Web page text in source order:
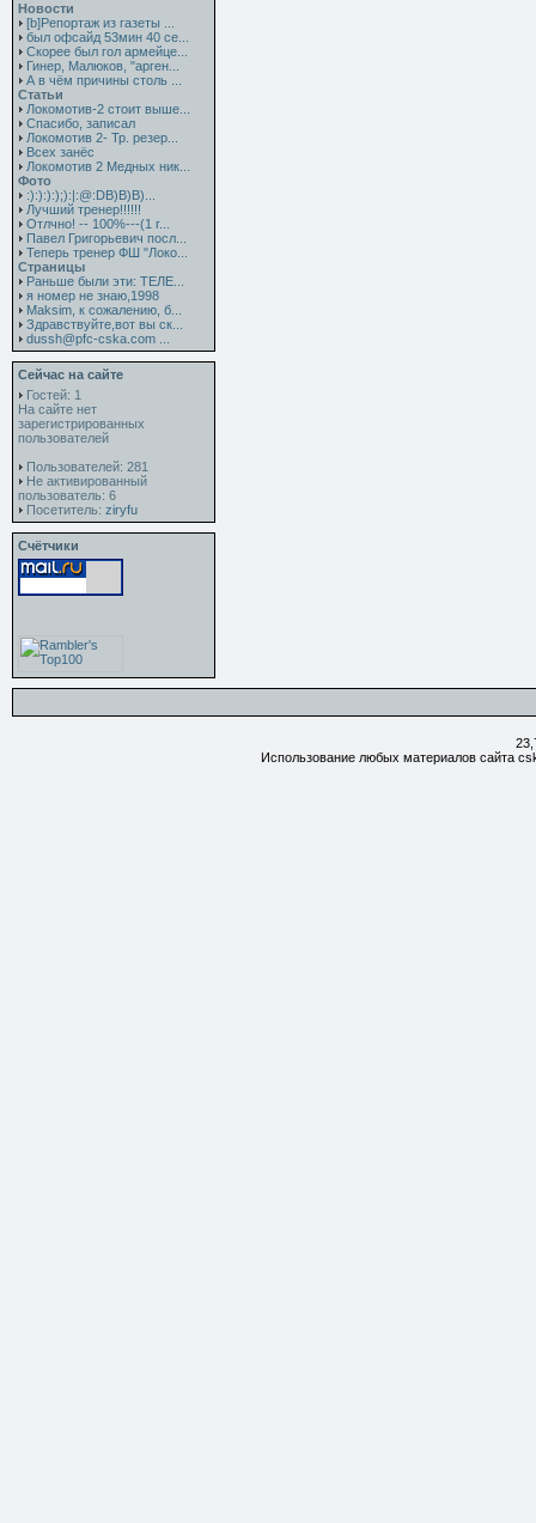
Новости
[b]Репортаж из газеты ...
был офсайд 53мин 40 се...
Скорее был гол армейце...
Гинер, Малюков, "арген...
А в чём причины столь ...
Статьи
Локомотив-2 стоит выше...
Спасибо, записал
Локомотив 2- Тр. резер...
Всех занёс
Локомотив 2 Медных ник...
Фото
:):):):);):|:@:DB)B)B)...
Лучший тренер!!!!!!
Отлчно! -- 100%---(1 г...
Павел Григорьевич посл...
Теперь тренер ФШ "Локо...
Страницы
Раньше были эти: ТЕЛЕ...
я номер не знаю,1998
Maksim, к сожалению, б...
Здравствуйте,вот вы ск...
dussh@pfc-cska.com ...
Сейчас на сайте
Гостей: 1
На сайте нет
зарегистрированных
пользователей
Пользователей: 281
Не активированный
пользователь: 6
Посетитель: ziryfu
Счётчики
Использование любых материалов сайта